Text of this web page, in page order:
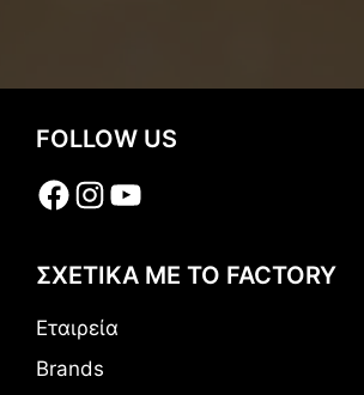
FOLLOW US
Facebook
Instagram
YouTube
ΣΧΕΤΙΚΑ ΜΕ ΤΟ FACTORY
Εταιρεία
Brands